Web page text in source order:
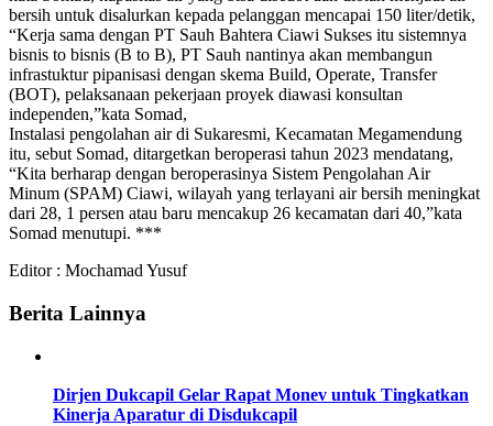
bersih untuk disalurkan kepada pelanggan mencapai 150 liter/detik,
“Kerja sama dengan PT Sauh Bahtera Ciawi Sukses itu sistemnya
bisnis to bisnis (B to B), PT Sauh nantinya akan membangun
infrastuktur pipanisasi dengan skema Build, Operate, Transfer
(BOT), pelaksanaan pekerjaan proyek diawasi konsultan
independen,”kata Somad,
Instalasi pengolahan air di Sukaresmi, Kecamatan Megamendung
itu, sebut Somad, ditargetkan beroperasi tahun 2023 mendatang,
“Kita berharap dengan beroperasinya Sistem Pengolahan Air
Minum (SPAM) Ciawi, wilayah yang terlayani air bersih meningkat
dari 28, 1 persen atau baru mencakup 26 kecamatan dari 40,”kata
Somad menutupi. ***
Editor : Mochamad Yusuf
Berita Lainnya
Dirjen Dukcapil Gelar Rapat Monev untuk Tingkatkan
Kinerja Aparatur di Disdukcapil